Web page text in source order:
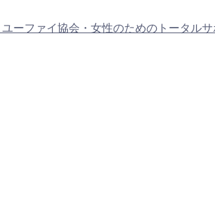
ユーファイ協会・女性のためのトータル